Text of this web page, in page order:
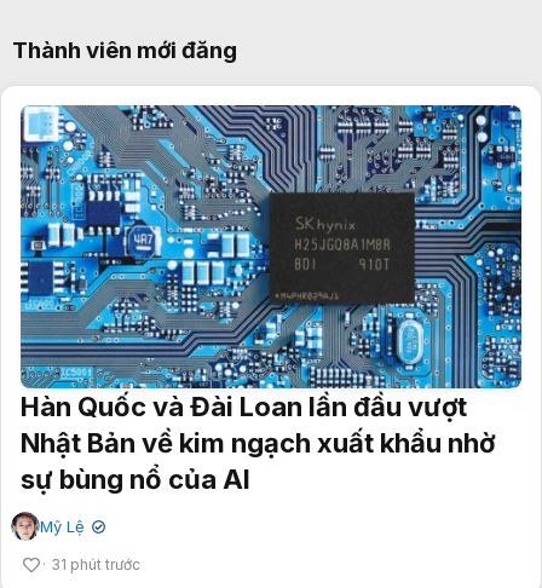
Thành viên mới đăng
Hàn Quốc và Đài Loan lần đầu vượt
Nhật Bản về kim ngạch xuất khẩu nhờ
sự bùng nổ của AI
Mỹ Lệ ✔
31 phút trước